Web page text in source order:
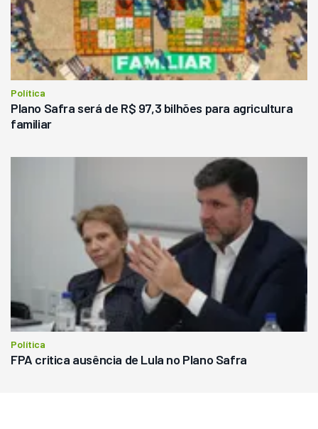
Política
Plano Safra será de R$ 97,3 bilhões para agricultura
familiar
Política
FPA critica ausência de Lula no Plano Safra